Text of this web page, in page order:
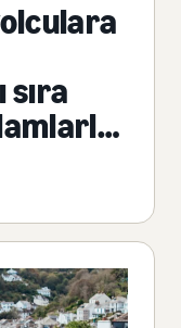
sıra